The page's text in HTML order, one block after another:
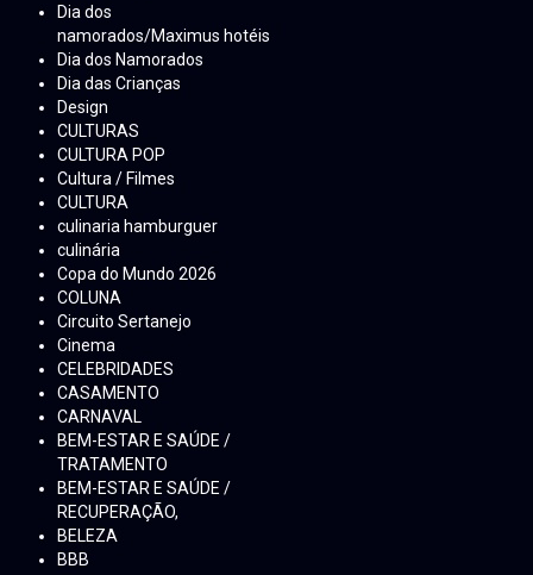
Dia dos
namorados/Maximus hotéis
Dia dos Namorados
Dia das Crianças
Design
CULTURAS
CULTURA POP
Cultura / Filmes
CULTURA
culinaria hamburguer
culinária
Copa do Mundo 2026
COLUNA
Circuito Sertanejo
Cinema
CELEBRIDADES
CASAMENTO
CARNAVAL
BEM-ESTAR E SAÚDE /
TRATAMENTO
BEM-ESTAR E SAÚDE /
RECUPERAÇÃO,
BELEZA
BBB